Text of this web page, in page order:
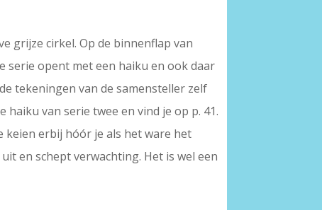
grijze cirkel. Op de binnenflap van
serie opent met een haiku en ook daar
tekeningen van de samensteller zelf
haiku van serie twee en vind je op p. 41.
keien erbij hóór je als het ware het
en schept verwachting. Het is wel een